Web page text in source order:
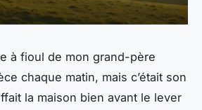
à fioul de mon grand-père
chaque matin, mais c’était son
la maison bien avant le lever